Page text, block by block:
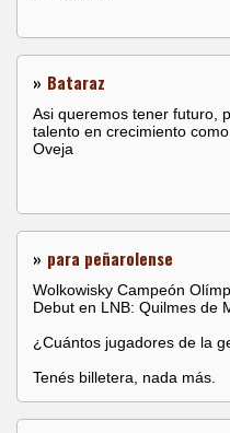
» Bataraz
Asi queremos tener futuro,
talento en crecimiento
Oveja
» para peñarolense
Wolkowisky Campeón
Debut en LNB: Quilmes de
¿Cuántos jugadores de la
Tenés billetera, nada más.